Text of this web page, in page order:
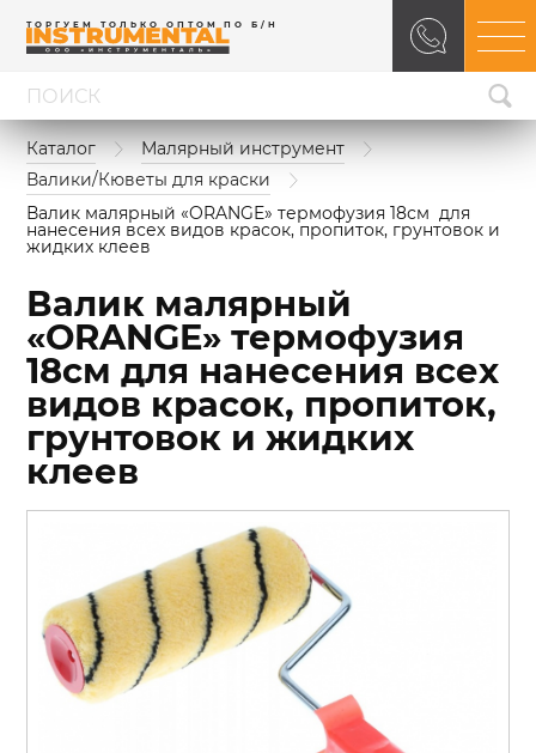
ТОРГУЕМ ТОЛЬКО ОПТОМ ПО Б/Н
Каталог
Малярный инструмент
Валики/Кюветы для краски
Валик малярный «ORANGE» термофузия 18см  для
нанесения всех видов красок, пропиток, грунтовок и
жидких клеев
Валик малярный
«ORANGE» термофузия
18см для нанесения всех
видов красок, пропиток,
грунтовок и жидких
клеев